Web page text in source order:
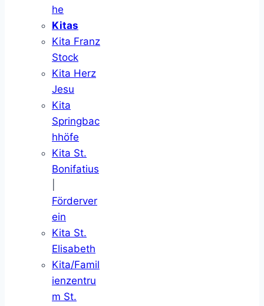
he
Kitas
Kita Franz
Stock
Kita Herz
Jesu
Kita
Springbac
hhöfe
Kita St.
Bonifatius
Förderver
ein
Kita St.
Elisabeth
Kita/Famil
ienzentru
m St.